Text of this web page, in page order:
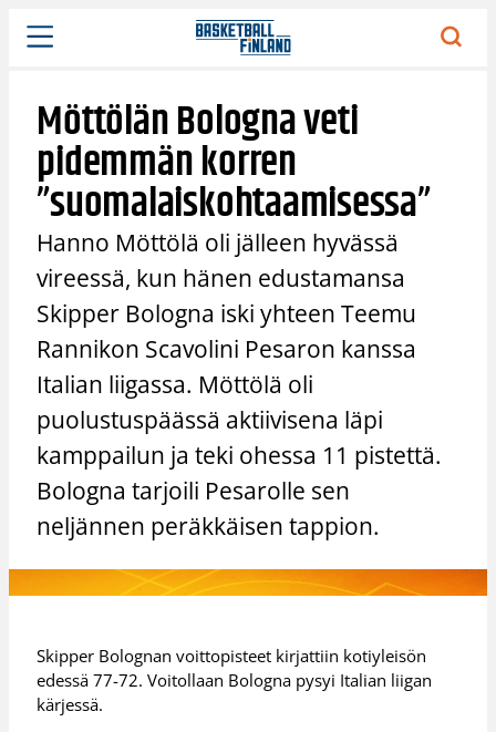
Siirry
sisältöön
Möttölän Bologna veti
pidemmän korren
”suomalaiskohtaamisessa”
Hanno Möttölä oli jälleen hyvässä
vireessä, kun hänen edustamansa
Skipper Bologna iski yhteen Teemu
Rannikon Scavolini Pesaron kanssa
Italian liigassa. Möttölä oli
puolustuspäässä aktiivisena läpi
kamppailun ja teki ohessa 11 pistettä.
Bologna tarjoili Pesarolle sen
neljännen peräkkäisen tappion.
Skipper Bolognan voittopisteet kirjattiin kotiyleisön
edessä 77-72. Voitollaan Bologna pysyi Italian liigan
kärjessä.